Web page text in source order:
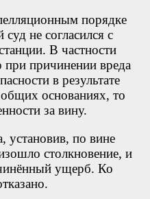
порядке
не согласился с
В частности
при причинении вреда
в результате
основаниях, то
за вину.
установив, по вине
столкновение, и
ущерб. Ко